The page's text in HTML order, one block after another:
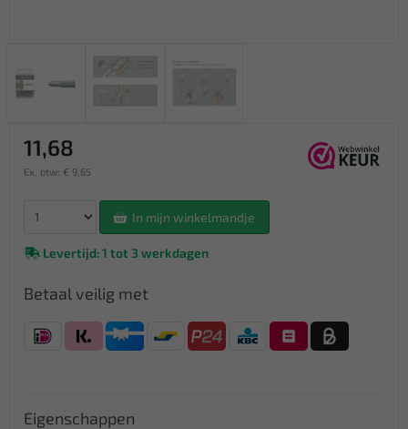
11,68
Ex. btw: € 9,65
In mijn winkelmandje
Levertijd: 1 tot 3 werkdagen
Betaal veilig met
Eigenschappen